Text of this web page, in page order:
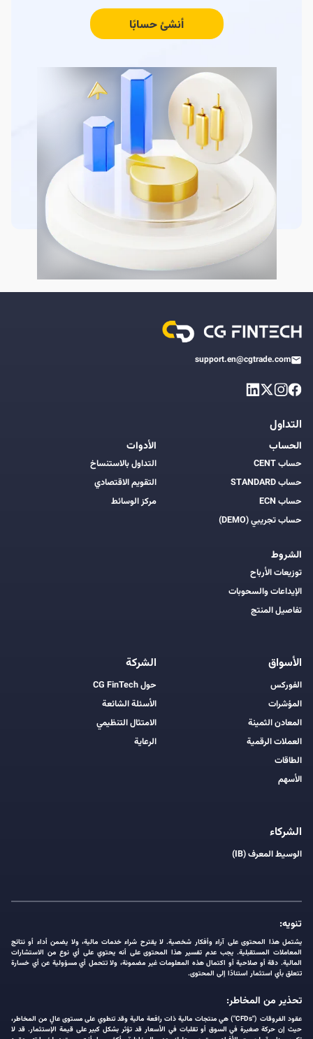
أنشئ حسابًا
support.en@cgtrade.com
التداول
الحساب
حساب CENT
حساب STANDARD
حساب ECN
حساب تجريبي (DEMO)
الشروط
توزيعات الأرباح
الإيداعات والسحوبات
تفاصيل المنتج
الأدوات
التداول بالاستنساخ
التقويم الاقتصادي
مركز الوسائط
الأسواق
الفوركس
المؤشرات
المعادن الثمينة
العملات الرقمية
الطاقات
الأسهم
الشركة
حول CG FinTech
الأسئلة الشائعة
الامتثال التنظيمي
الرعاية
الشركاء
الوسيط المعرف (IB)
تنويه:
يشتمل هذا المحتوى على آراء وأفكار شخصية. لا يقترح شراء خدمات مالية، ولا يضمن أداء أو نتائج
المعاملات المستقبلية. يجب عدم تفسير هذا المحتوى على أنه يحتوي على أي نوع من الاستشارات
المالية. دقة أو صلاحية أو اكتمال هذه المعلومات غير مضمونة، ولا تتحمل أي مسؤولية عن أي خسارة
تتعلق بأي استثمار استنادًا إلى المحتوى.
تحذير من المخاطر:
عقود الفروقات ("CFDs") هي منتجات مالية ذات رافعة مالية وقد تنطوي على مستوى عالٍ من المخاطر،
حيث إن حركة صغيرة في السوق أو تقلبات في الأسعار قد تؤثر بشكل كبير على قيمة الإستثمار. قد لا